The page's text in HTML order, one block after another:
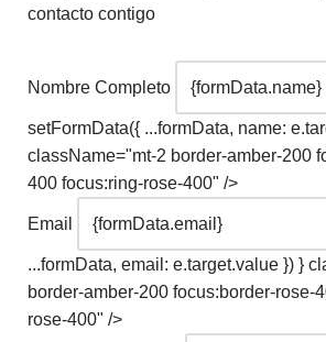
contacto contigo
Nombre Completo
setFormData({ ...formData, name:
className="mt-2 border-amber-200
400 focus:ring-rose-400" />
Email
...formData, email: e.target.value }) }
border-amber-200 focus:border-rose-
rose-400" />